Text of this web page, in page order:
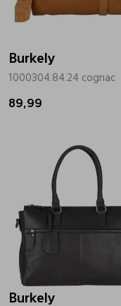
Burkely
1000304.84.24 cognac
89,99
Burkely